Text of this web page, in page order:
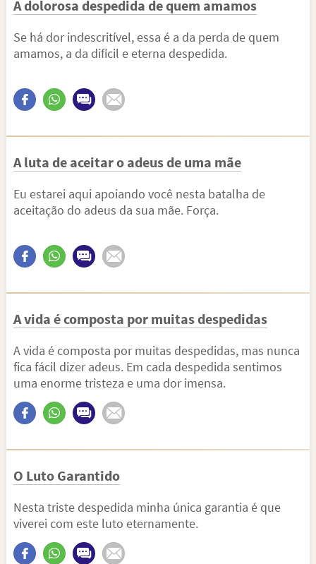
A dolorosa despedida de quem amamos
Se há dor indescritível, essa é a da perda de quem
amamos, a da difícil e eterna despedida.
A luta de aceitar o adeus de uma mãe
Eu estarei aqui apoiando você nesta batalha de
aceitação do adeus da sua mãe. Força.
A vida é composta por muitas despedidas
A vida é composta por muitas despedidas, mas nunca
fica fácil dizer adeus. Em cada despedida sentimos
uma enorme tristeza e uma dor imensa.
O Luto Garantido
Nesta triste despedida minha única garantia é que
viverei com este luto eternamente.